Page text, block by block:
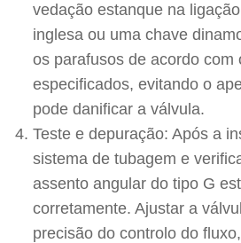
vedação estanque na
inglesa ou uma chave
os parafusos de acordo com
especificados, evitando o
pode danificar a válvula.
Teste e depuração: Após a
sistema de tubagem e
assento angular do tipo G
corretamente. Ajustar a
precisão do controlo do